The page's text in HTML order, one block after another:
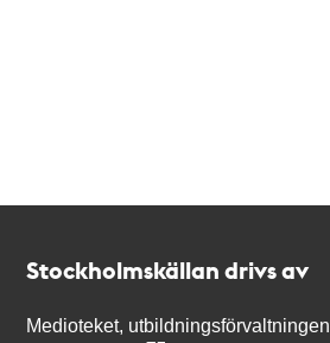
Stockholmskällan drivs av
Medioteket, utbildningsförvaltningen